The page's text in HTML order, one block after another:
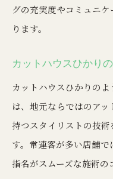
グの充実度やコミュニ
ります。
カットハウスひかり
カットハウスひかりの
は、地元ならではのア
持つスタイリストの技
す。常連客が多い店舗
指名がスムーズな施術の